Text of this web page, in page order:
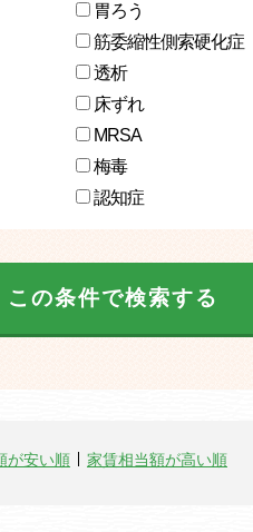
胃ろう
筋委縮性側索硬化症
透析
床ずれ
MRSA
梅毒
認知症
この条件で検索する
が安い順 家賃相当額が高い順